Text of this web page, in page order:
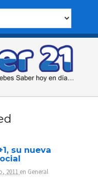
su nueva
2011 en General